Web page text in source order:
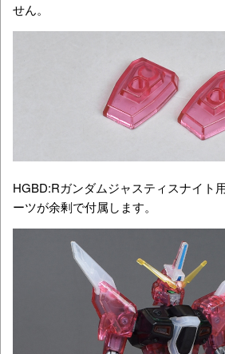
せん。
HGBD:Rガンダムジャスティスナイト
ーツが余剰で付属します。